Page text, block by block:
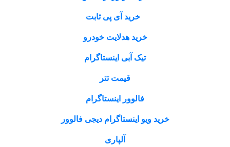
خرید آی پی ثابت
خرید هدلایت خودرو
تیک آبی اینستاگرام
فالوور اینستاگرام
خرید ویو اینستاگرام دیجی فالوور